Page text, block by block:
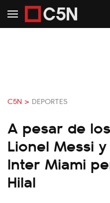
C5N > DEPORTES
A pesar de
Lionel Messi
Inter Miami
Hilal